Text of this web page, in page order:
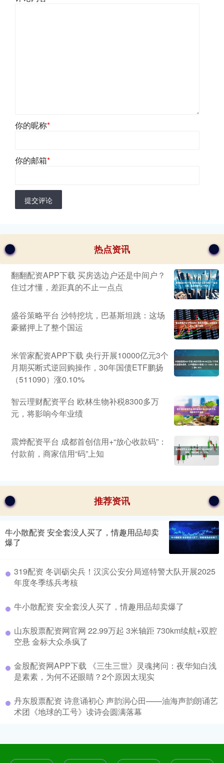
你的昵称*
你的邮箱*
提交评论
热点资讯
翻翻配资APP下载 买房选边户还是中间户？
住过才懂，差距真的不止一点点
盛谷策略平台 沙特挖坑，巴基斯坦跳：这场
豪赌押上了整个国运
米管家配资APP下载 央行开展10000亿元3个
月期买断式逆回购操作，30年国债ETF鹏扬
（511090）涨0.10%
智云理财配资平台 欧林生物补税8300多万
元，将影响今年业绩
震烨配资平台 成都首创信用+“放心收款码”：
付款前，商家信用“码”上知
推荐资讯
牛小散配资 安全套没人买了，情趣用品却卖
爆了
319配资 冬训砺尖兵！汉滨公安分局巡特警大队开展2025
年度冬季练兵考核
牛小散配资 安全套没人买了，情趣用品却卖爆了
山东股票配资网官网 22.99万起 3米轴距 730km续航+双腔
空悬 金标大众杀疯了
金股配资网APP下载 《三生三世》灵魂拷问：夜华知白浅
是素素，为何不还眼睛？2个原因太现实
丹东股票配资 诗意诵初心 声韵润心田——油海声韵朗诵艺
术团《地球的工号》读诗会圆满落幕